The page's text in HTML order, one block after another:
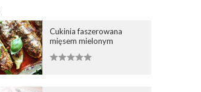
Cukinia faszerowana
mięsem mielonym